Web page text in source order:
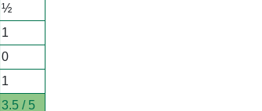
½
1
0
1
3.5 / 5